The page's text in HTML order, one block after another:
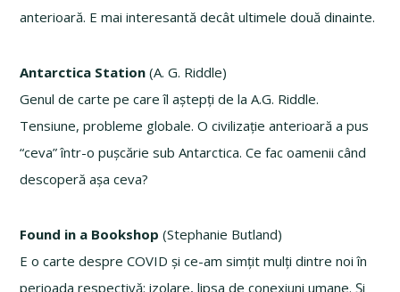
anterioară. E mai interesantă decât ultimele două dinainte.
Antarctica Station (A. G. Riddle)
Genul de carte pe care îl aștepți de la A.G. Riddle.
Tensiune, probleme globale. O civilizație anterioară a pus
“ceva” într-o pușcărie sub Antarctica. Ce fac oamenii când
descoperă așa ceva?
Found in a Bookshop (Stephanie Butland)
E o carte despre COVID și ce-am simțit mulți dintre noi în
perioada respectivă: izolare, lipsa de conexiuni umane. Și